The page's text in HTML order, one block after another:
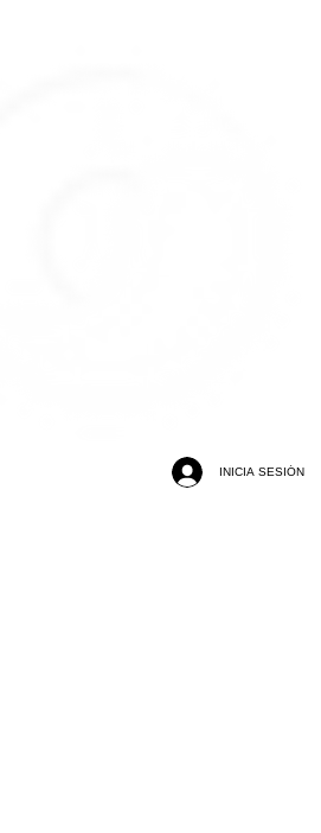
INICIA SESIÓN